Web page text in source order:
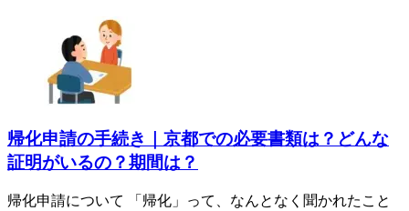
帰化申請の手続き｜京都での必要書類は？どんな
証明がいるの？期間は？
帰化申請について 「帰化」って、なんとなく聞かれたこと